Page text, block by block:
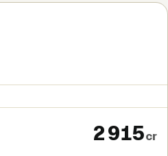
2 915cr